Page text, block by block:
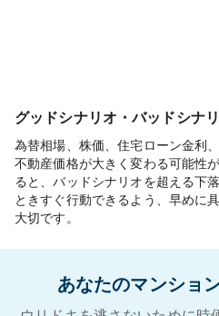
グッドシナリオ・バッドシナ
為替相場、株価、住宅ローン金利
不動産価格が大きく変わる可能性
ると、バッドシナリオを超える下
ときすぐ行動できるよう、早めに
大切です。
あなたのマンショ